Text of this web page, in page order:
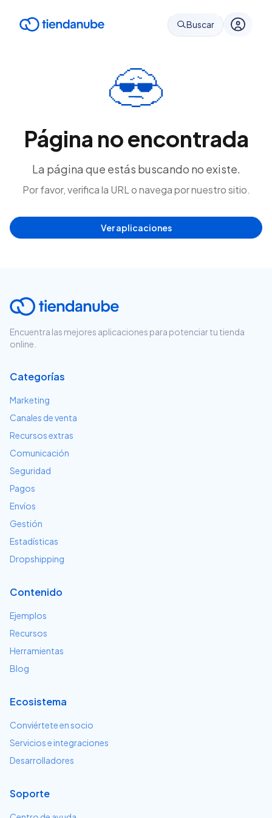
Buscar
Página no encontrada
La página que estás buscando no existe.
Por favor, verifica la URL o navega por nuestro sitio.
Ver aplicaciones
Encuentra las mejores aplicaciones para potenciar tu tienda
online.
Categorías
Marketing
Canales de venta
Recursos extras
Comunicación
Seguridad
Pagos
Envíos
Gestión
Estadísticas
Dropshipping
Contenido
Ejemplos
Recursos
Herramientas
Blog
Ecosistema
Conviértete en socio
Servicios e integraciones
Desarrolladores
Soporte